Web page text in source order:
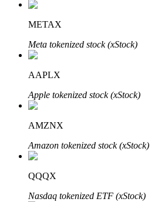
Aprenda a apostar
Aprenda como ganhar renda passiva
Bitrue
AI
Parceiros Bitrue
METAX
Meta tokenized stock (xStock)
AAPLX
Apple tokenized stock (xStock)
AMZNX
Amazon tokenized stock (xStock)
QQQX
Nasdaq tokenized ETF (xStock)